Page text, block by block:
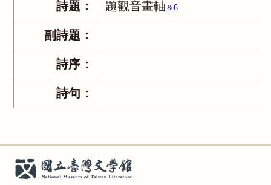
詩題： 題觀音畫軸 ＆6
副詩題：
詩序：
詩句：